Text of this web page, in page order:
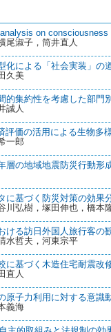
on
尾淑子，筒井直人
化による「社会実装」の
久美
的集約性を考慮した部門
誠人
評価の活用による生物多
一郎
層の地域地震防災行動形
に基づく防災対策の効果
川弘樹，塚田伸也，橋本
ける訪日外国人旅行客の
水哲夫，河東宗平
に基づく木造住宅耐震改
直人
原子力利用に対する意識
義海